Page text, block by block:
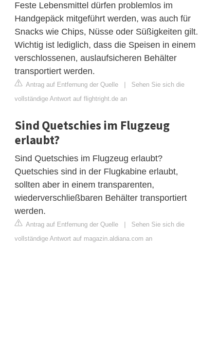
Feste Lebensmittel dürfen problemlos im
Handgepäck mitgeführt werden, was auch für
Snacks wie Chips, Nüsse oder Süßigkeiten gilt.
Wichtig ist lediglich, dass die Speisen in einem
verschlossenen, auslaufsicheren Behälter
transportiert werden.
Antrag auf Entfernung der Quelle
Sehen Sie sich die
vollständige Antwort auf flightright.de an
Sind Quetschies im Flugzeug
erlaubt?
Sind Quetschies im Flugzeug erlaubt?
Quetschies sind in der Flugkabine erlaubt,
sollten aber in einem transparenten,
wiederverschließbaren Behälter transportiert
werden.
Antrag auf Entfernung der Quelle
Sehen Sie sich die
vollständige Antwort auf magazin.aldiana.com an